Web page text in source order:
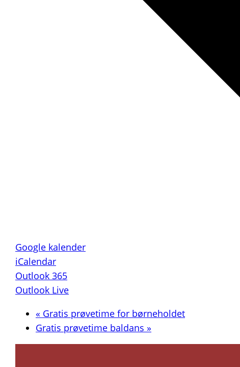
Google kalender
iCalendar
Outlook 365
Outlook Live
« Gratis prøvetime for børneholdet
Gratis prøvetime baldans »